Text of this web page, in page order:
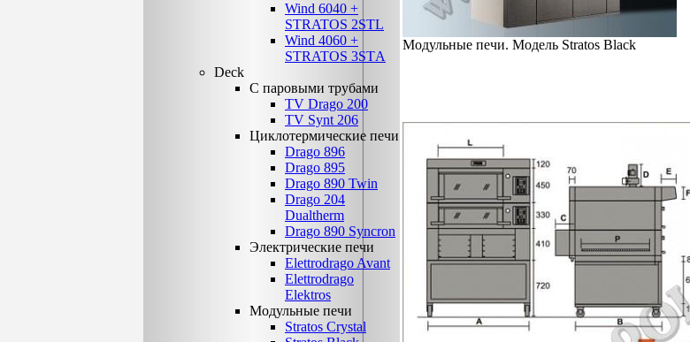
Модульные печи. Модель Stratos Black
Wind 6040 +
STRATOS 2STL
Wind 4060 +
STRATOS 3STА
Deck
C паровыми трубами
TV Drago 200
TV Synt 206
Циклотермические печи
Drago 896
Drago 895
Drago 890 Twin
Drago 204
Dualtherm
Drago 890 Syncron
Электрические печи
Elettrodrago Avant
Elettrodrago
Elektros
Модульные печи
Stratos Crystal